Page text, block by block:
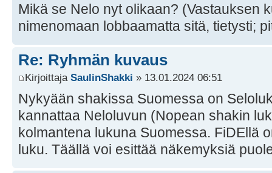
Mikä se Nelo nyt olikaan? (Vastauksen
nimenomaan lobbaamatta sitä, tietysti;
Re: Ryhmän kuvaus
Kirjoittaja SaulinShakki » 13.01.2024 06:51
Nykyään shakissa Suomessa on
kannattaa Neloluvun (Nopean shakin
kolmantena lukuna Suomessa. FiDEllä
luku. Täällä voi esittää näkemyksiä